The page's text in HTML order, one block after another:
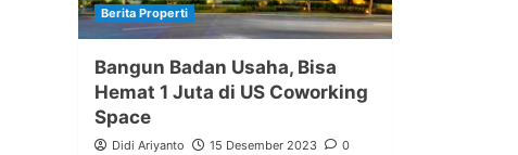
Berita Properti
Bangun Badan Usaha, Bisa
Hemat 1 Juta di US Coworking
Space
Didi Ariyanto 15 Desember 2023 0